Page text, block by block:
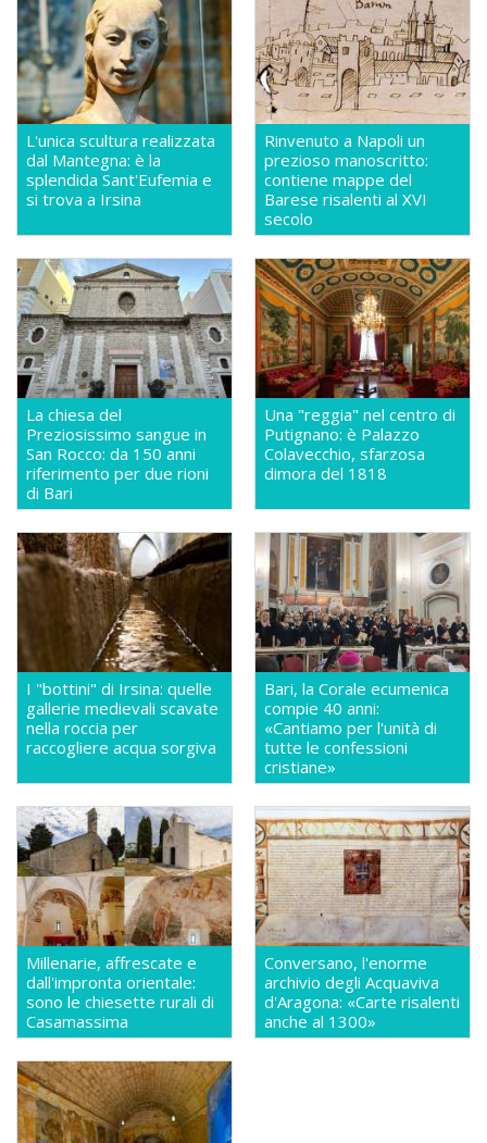
L'unica scultura realizzata
dal Mantegna: è la
splendida Sant'Eufemia e
si trova a Irsina
Rinvenuto a Napoli un
prezioso manoscritto:
contiene mappe del
Barese risalenti al XVI
secolo
La chiesa del
Preziosissimo sangue in
San Rocco: da 150 anni
riferimento per due rioni
di Bari
Una "reggia" nel centro di
Putignano: è Palazzo
Colavecchio, sfarzosa
dimora del 1818
I "bottini" di Irsina: quelle
gallerie medievali scavate
nella roccia per
raccogliere acqua sorgiva
Bari, la Corale ecumenica
compie 40 anni:
«Cantiamo per l'unità di
tutte le confessioni
cristiane»
Millenarie, affrescate e
dall'impronta orientale:
sono le chiesette rurali di
Casamassima
Conversano, l'enorme
archivio degli Acquaviva
d'Aragona: «Carte risalenti
anche al 1300»